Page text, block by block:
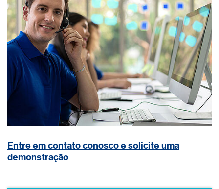
Entre em contato conosco e solicite uma
demonstração